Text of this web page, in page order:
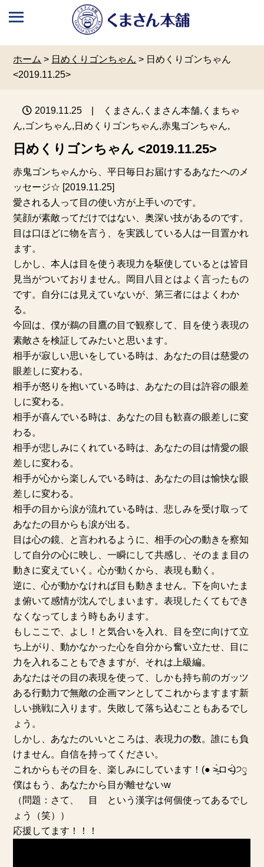
ホーム > 日めくりゴンちゃん > 日めくりゴンちゃん
<2019.11.25>
2019.11.25 | くまさん,くまさん本舗,くまちゃ
ん,ゴンちゃん,日めくりゴンちゃん,赤鬼ゴンちゃん,
日めくりゴンちゃん <2019.11.25>
赤鬼ゴンちゃんから、平日毎日お届けするあなたへのメ
ッセージ☆ [2019.11.25]
愛される人って目の使い方が上手いのです。
笑顔が素敵ってだけではない、奥深い技があるのです。
目は口ほどに物を言う、を実践している人は一目置かれ
ます。
しかし、本人は目を使う表現力を駆使しているとは皆目
見当がついておりません。岡目八目とはよく言ったもの
です。自分には見えていないが、第三者にはよくわか
る。
今回は、僕が鵜の目鷹の目で観察して、目を使う表現の
素敵さを検証してみたいと思います。
相手が寂しい思いをしている時は、あなたの目は慈愛の
眼差しに変わる。
相手が怒りを抱いている時は、あなたの目は許容の眼差
しに変わる。
相手が喜んでいる時は、あなたの目も歓喜の眼差しに変
わる。
相手が悲しみにくれている時は、あなたの目は情愛の眼
差しに変わる。
相手が心から楽しんでいる時は、あなたの目は愉快な眼
差しに変わる。
相手の目から涙が流れている時は、悲しみを受け取って
あなたの目からも涙が出る。
目は心の鏡、と言われるように、相手の心の動きを察知
して自分の心に映し、一瞬にして共感し、そのまま目の
動きに変えていく。心が動くから、表現も動く。
逆に、心が動かなければ目も動きません。下を向いたま
ま俯いて感情が沈んでしまいます。表現したくてもでき
なくなってしまう時もあります。
もしここで、よし！と気合いを入れ、目を空に向けて立
ち上がり、動かなかった心を自分から奮い立たせ、目に
力を入れることもできますが、それは上級編。
あなたはその目の表現を使って、しかも持ち前のガッツ
ある行動力で無敵の企画マンとしてこれからますます新
しい挑戦に入ります。失敗して落ち込むこともあるでし
ょう。
しかし、あなたのいいところは、表現力の数。誰にも負
けません。自信を持ってください。
これからもその目を、楽しみにしています！(● ˃̶͈̀ロ˂̶͈́)੭ꠥ
僕はもう、あなたから目が離せないw
（問題：さて、 目 という漢字は何個使ってあるでし
ょう（笑））
応援してます！！！